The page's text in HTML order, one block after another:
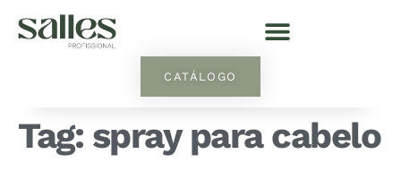
CATÁLOGO
Tag: spray para cabelo